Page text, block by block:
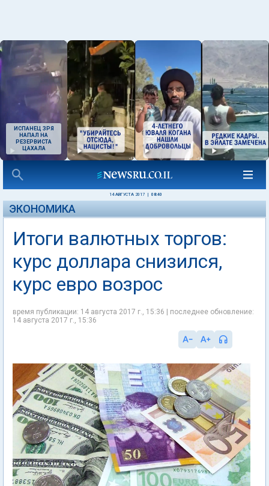
ИСПАНЕЦ ЗРЯ
НАПАЛ НА
РЕЗЕРВИСТА
ЦАХАЛА
14 АВГУСТА 2017 08:40
ЭКОНОМИКА
Итоги валютных торгов:
курс доллара снизился,
курс евро возрос
время публикации: 14 августа 2017 г., 15:36 | последнее обновление:
14 августа 2017 г., 15:36